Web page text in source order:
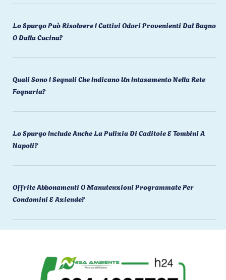
Lo Spurgo Può Risolvere I Cattivi Odori Provenienti Dal Bagno
O Dalla Cucina?
Quali Sono I Segnali Che Indicano Un Intasamento Nella Rete
Fognaria?
Lo Spurgo Include Anche La Pulizia Di Caditoie E Tombini A
Napoli?
Offrite Abbonamenti O Manutenzioni Programmate Per
Condomini E Aziende?